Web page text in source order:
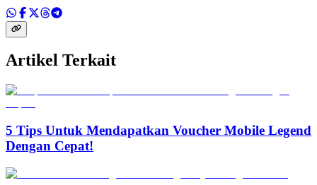
Artikel Terkait
5 Tips Untuk Mendapatkan Voucher Mobile Legend
Dengan Cepat!